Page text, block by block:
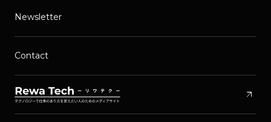
Newsletter
Contact
arrow_outward